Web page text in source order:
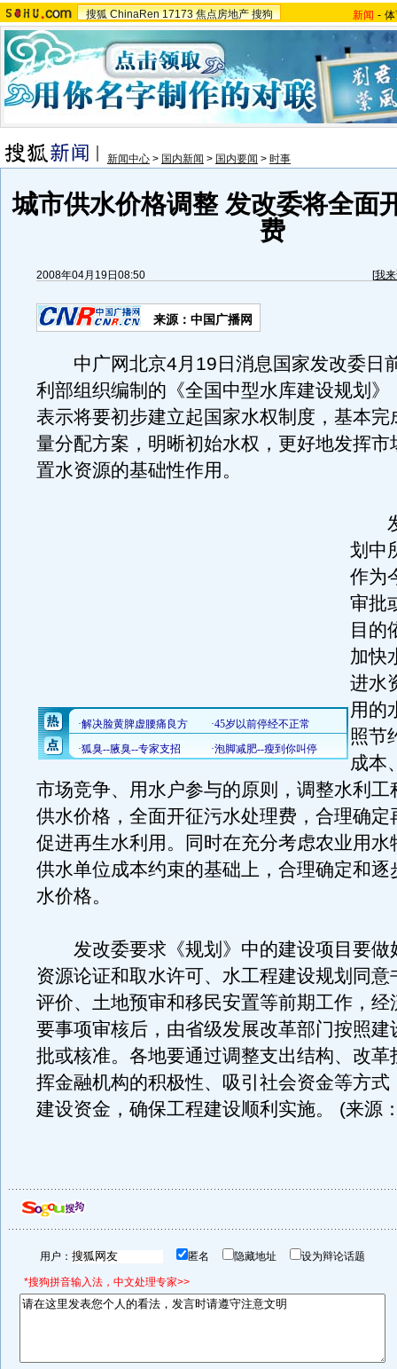
搜狐 ChinaRen 17173 焦点房地产 搜狗 新闻 -
新闻中心 > 国内新闻 > 国内要闻 > 时事
城市供水价格调整 发改委将全面
费
2008年04月19日08:50 [我
来源：中国广播网
中广网北京4月19日消息国家发改委日
利部组织编制的《全国中型水库建设规划》
表示将要初步建立起国家水权制度，基本完
量分配方案，明晰初始水权，更好地发挥市
置水资源的基础性作用。
发
划中
作为
审批
目的
加快
进水
用的
照节
成本
市场竞争、用水户参与的原则，调整水利工
供水价格，全面开征污水处理费，合理确定
促进再生水利用。同时在充分考虑农业用水
供水单位成本约束的基础上，合理确定和逐
水价格。
发改委要求《规划》中的建设项目要做
资源论证和取水许可、水工程建设规划同意
评价、土地预审和移民安置等前期工作，经
要事项审核后，由省级发展改革部门按照建
批或核准。各地要通过调整支出结构、改革
挥金融机构的积极性、吸引社会资金等方式
建设资金，确保工程建设顺利实施。 (来源
用户： 匿名 隐藏地址 设为辩论话题
*搜狗拼音输入法，中文处理专家>>